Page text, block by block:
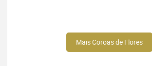
Mais Coroas de Flores